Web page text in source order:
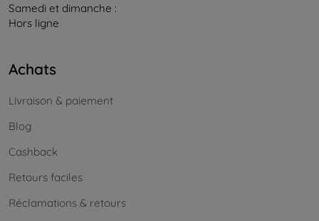
Samedi et dimanche :
Hors ligne
Achats
Livraison & paiement
Blog
Cashback
Retours faciles
Réclamations & retours